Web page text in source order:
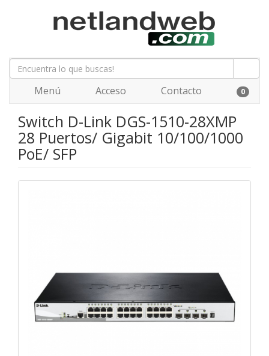
Menú Acceso Contacto 0
Switch D-Link DGS-1510-28XMP
28 Puertos/ Gigabit 10/100/1000
PoE/ SFP